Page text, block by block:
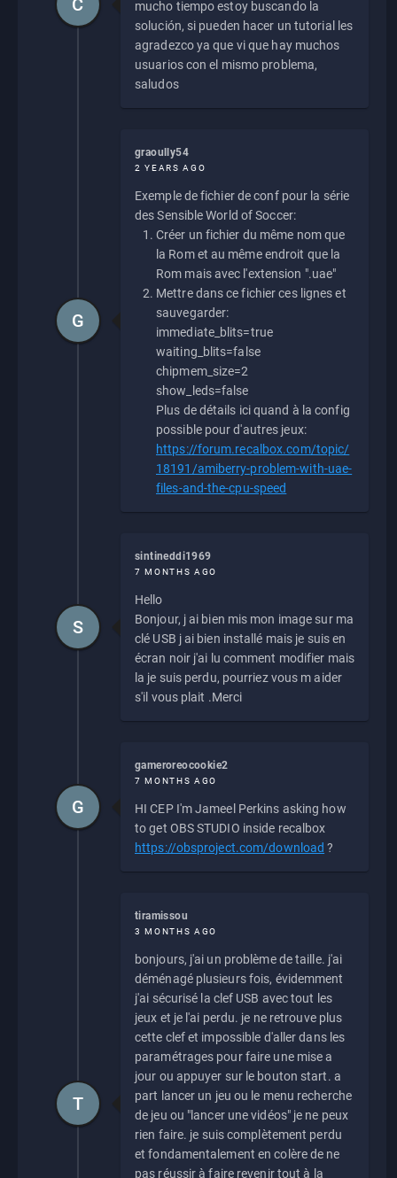
mucho tiempo estoy buscando la
solución, si pueden hacer un tutorial les
agradezco ya que vi que hay muchos
usuarios con el mismo problema,
saludos
C
graoully54
2 YEARS AGO
Exemple de fichier de conf pour la série
des Sensible World of Soccer:
Créer un fichier du même nom que
la Rom et au même endroit que la
Rom mais avec l'extension ".uae"
Mettre dans ce fichier ces lignes et
sauvegarder:
immediate_blits=true
waiting_blits=false
chipmem_size=2
show_leds=false
Plus de détails ici quand à la config
possible pour d'autres jeux:
https://forum.recalbox.com/topic/
18191/amiberry-problem-with-uae-
files-and-the-cpu-speed
G
sintineddi1969
7 MONTHS AGO
Hello
Bonjour, j ai bien mis mon image sur ma
clé USB j ai bien installé mais je suis en
écran noir j'ai lu comment modifier mais
la je suis perdu, pourriez vous m aider
s'il vous plait .Merci
S
gameroreocookie2
7 MONTHS AGO
HI CEP I'm Jameel Perkins asking how
to get OBS STUDIO inside recalbox
https://obsproject.com/download ?
G
tiramissou
3 MONTHS AGO
bonjours, j'ai un problème de taille. j'ai
déménagé plusieurs fois, évidemment
j'ai sécurisé la clef USB avec tout les
jeux et je l'ai perdu. je ne retrouve plus
cette clef et impossible d'aller dans les
paramétrages pour faire une mise a
jour ou appuyer sur le bouton start. a
part lancer un jeu ou le menu recherche
de jeu ou "lancer une vidéos" je ne peux
rien faire. je suis complètement perdu
et fondamentalement en colère de ne
pas réussir à faire revenir tout à la
T